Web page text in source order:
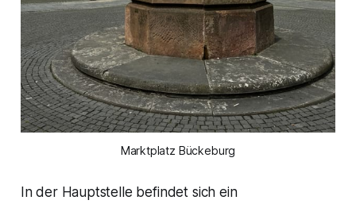
Marktplatz Bückeburg
In der Hauptstelle befindet sich ein